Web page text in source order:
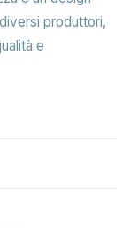
produttori,
e